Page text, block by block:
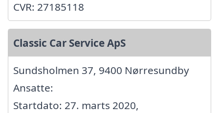
CVR: 27185118
Classic Car Service ApS
Sundsholmen 37, 9400 Nørresundby
Ansatte:
Startdato: 27. marts 2020,